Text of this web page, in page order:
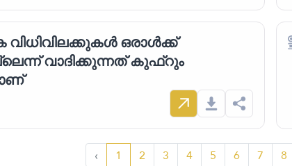
ഒരാൾക്ക്
വാദിക്കുന്നത് കുഫ്റും
‹ 1 2 3 4 5 6 7 8